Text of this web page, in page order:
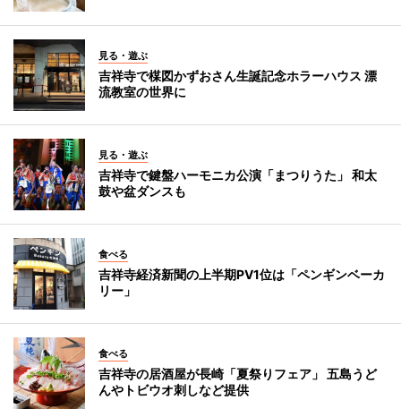
見る・遊ぶ
吉祥寺で楳図かずおさん生誕記念ホラーハウス 漂
流教室の世界に
見る・遊ぶ
吉祥寺で鍵盤ハーモニカ公演「まつりうた」 和太
鼓や盆ダンスも
食べる
吉祥寺経済新聞の上半期PV1位は「ペンギンベーカ
リー」
食べる
吉祥寺の居酒屋が長崎「夏祭りフェア」 五島うど
んやトビウオ刺しなど提供